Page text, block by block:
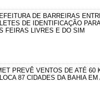
DE BARREIRAS
DE IDENTIFICAÇÃO
FEIRAS LIVRES E DO SIM
PREVÊ VENTOS DE ATÉ 60
87 CIDADES DA BAHIA EM